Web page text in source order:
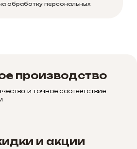
обработку персональных
производство
и точное соответствие
и акции